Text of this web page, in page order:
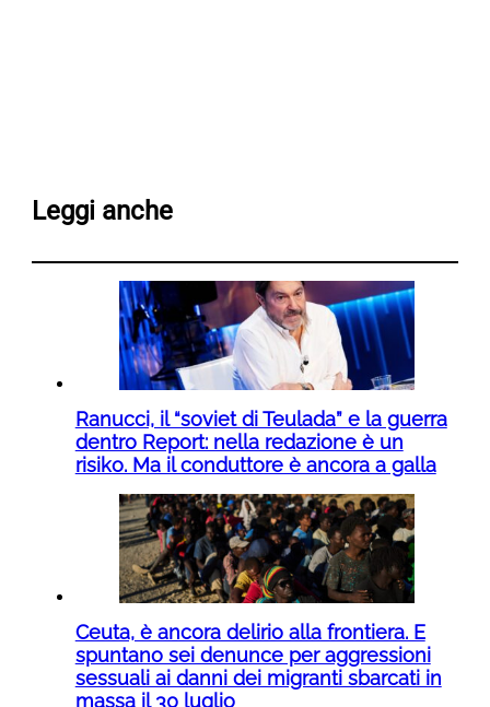
Leggi anche
Ranucci, il “soviet di Teulada” e la guerra
dentro Report: nella redazione è un
risiko. Ma il conduttore è ancora a galla
Ceuta, è ancora delirio alla frontiera. E
spuntano sei denunce per aggressioni
sessuali ai danni dei migranti sbarcati in
massa il 30 luglio